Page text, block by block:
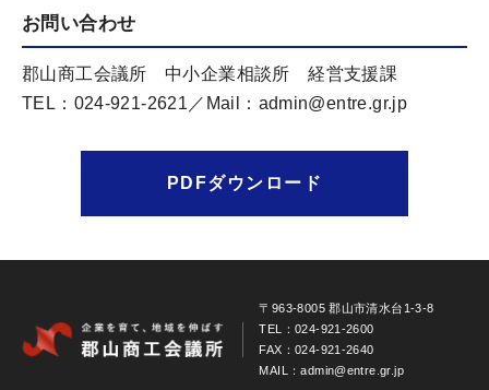
お問い合わせ
郡山商工会議所 中小企業相談所 経営支援課
TEL：024-921-2621／Mail：admin@entre.gr.jp
PDFダウンロード
〒963-8005 郡山市清水台1-3-8
TEL：024-921-2600
FAX：024-921-2640
MAIL：admin@entre.gr.jp